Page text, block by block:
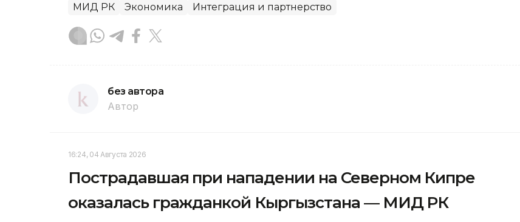
МИД РК Экономика Интеграция и партнерство
без автора
Автор
16:24, 04 Августа 2026
Пострадавшая при нападении на Северном Кипре
оказалась гражданкой Кыргызстана — МИД РК